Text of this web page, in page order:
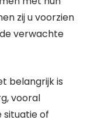
zij u voorzien
verwachte
belangrijk is
vooral
situatie of